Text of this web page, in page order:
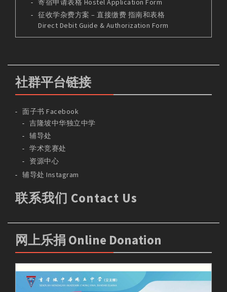
征收学杂费方案 – 直接缴费 指南和表格
Direct Debit Guide & Authorization Form
社群平台链接
面子书 Facebook
吉隆坡中华独立中学
辅导处
学术竞赛处
资源中心
辅导处 Instagram
联系我们 Contact Us
网上乐捐 Online Donation